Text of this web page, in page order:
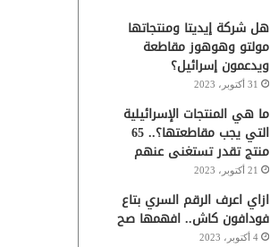
هل شركة إيديتا ومنتجاتها
مولتو وهوهوز مقاطعة
ويدعمون إسرائيل؟
31 أكتوبر، 2023
ما هي المنتجات الإسرائيلية
التي يجب مقاطعتها؟.. 65
منتج تقدر تستغنى عنهم
21 أكتوبر، 2023
ازاي اعرف الرقم السري بتاع
فودافون كاش.. افهمها صح
4 أكتوبر، 2023